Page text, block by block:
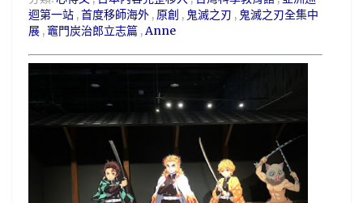
迴第一站 ,首度移師海外 , 原創 , 鬼滅之刃 , 鬼滅之刃全集中
展 ,竈門炭治郎立志篇 ,Anne